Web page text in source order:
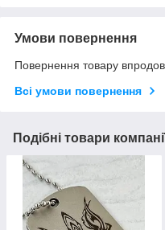
Умови повернення
Повернення товару
Всі умови повернення
Подібні товари